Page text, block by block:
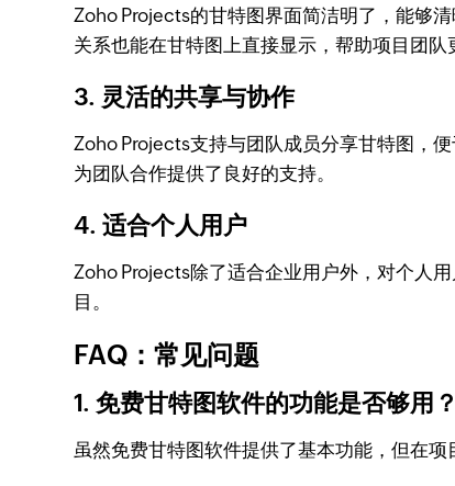
Zoho Projects的甘特图界面简洁明了，能够
关系也能在甘特图上直接显示，帮助项目团队
3. 灵活的共享与协作
Zoho Projects支持与团队成员分享甘特图，
为团队合作提供了良好的支持。
4. 适合个人用户
Zoho Projects除了适合企业用户外，对个人
目。
FAQ：常见问题
1. 免费甘特图软件的功能是否够用？
虽然免费甘特图软件提供了基本功能，但在